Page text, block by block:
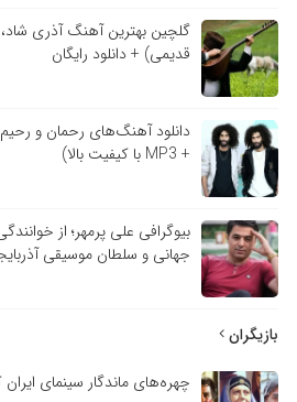
گلچین بهترین آهنگ آذری
قدیمی) + دانلود رایگان
دانلود آهنگ‌های رحمان و
+ MP3 با کیفیت بالا)
بیوگرافی علی پرمهر؛ از
جهانی و سلطان موسیقی
بازیگران
چهره‌های ماندگار سینمای